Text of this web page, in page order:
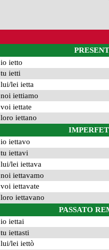
io ietto
tu ietti
lui/lei ietta
noi iettiamo
voi iettate
loro iettano
io iettavo
tu iettavi
lui/lei iettava
noi iettavamo
voi iettavate
loro iettavano
PASSATO
io iettai
tu iettasti
lui/lei iettò